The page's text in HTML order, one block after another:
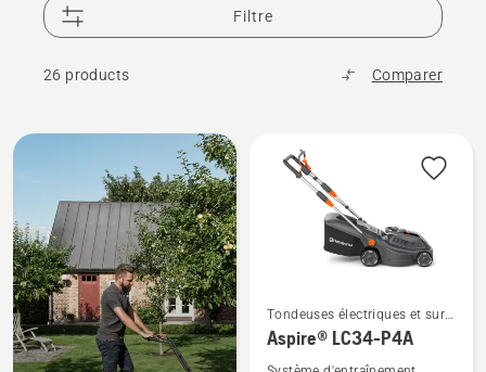
Filtre
26 products Comparer
Tous
produits
Voir
plus
Tondeuses électriques et sur
accu
Aspire® LC34-P4A